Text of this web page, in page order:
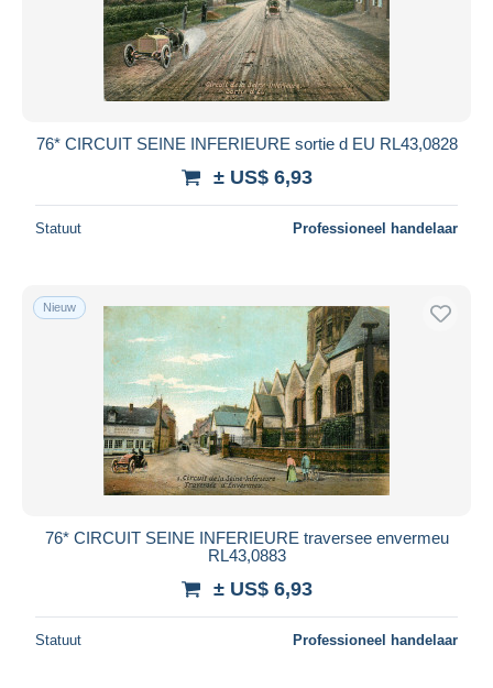
76* CIRCUIT SEINE INFERIEURE sortie d EU RL43,0828
± US$ 6,93
Statuut Professioneel handelaar
Nieuw
76* CIRCUIT SEINE INFERIEURE traversee envermeu
RL43,0883
± US$ 6,93
Statuut Professioneel handelaar